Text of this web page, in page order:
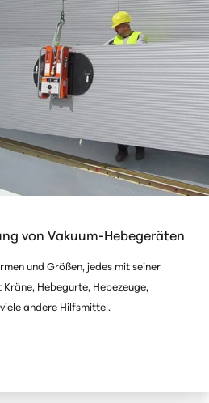
von Vakuum-Hebegeräten
und Größen, jedes mit seiner
Hebegurte, Hebezeuge,
andere Hilfsmittel.